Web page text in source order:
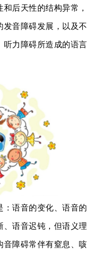
后天性的结构异常，
发音障碍发展，以及不
听力障碍所造成的语言
：语音的变化、语音的
、语音迟钝，但语义理
音障碍常伴有窒息、咳